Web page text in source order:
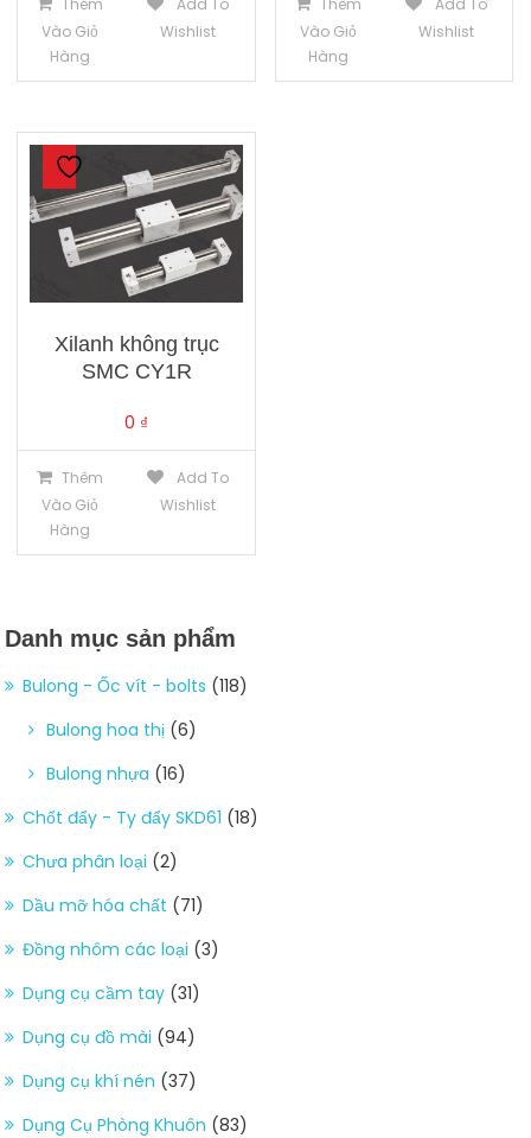
Vào Giỏ
Hàng
Wishlist
Vào Giỏ
Hàng
Wishlist
Xilanh không trục
SMC CY1R
0 ₫
Thêm
Vào Giỏ
Hàng
Add To
Wishlist
Danh mục sản phẩm
Bulong - Ốc vít - bolts (118)
Bulong hoa thị (6)
Bulong nhựa (16)
Chốt đẩy - Ty đẩy SKD61 (18)
Chưa phân loại (2)
Dầu mỡ hóa chất (71)
Đồng nhôm các loại (3)
Dụng cụ cầm tay (31)
Dụng cụ đồ mài (94)
Dụng cụ khí nén (37)
Dụng Cụ Phòng Khuôn (83)